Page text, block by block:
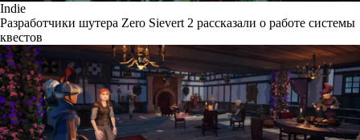
Indie
Разработчики шутера Zero Sievert 2 рассказали о работе системы
квестов